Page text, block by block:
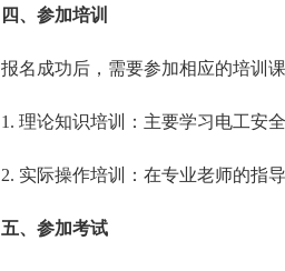
四、参加培训
报名成功后，需要参加相应的培训
1. 理论知识培训：主要学习电工安
2. 实际操作培训：在专业老师的指
五、参加考试